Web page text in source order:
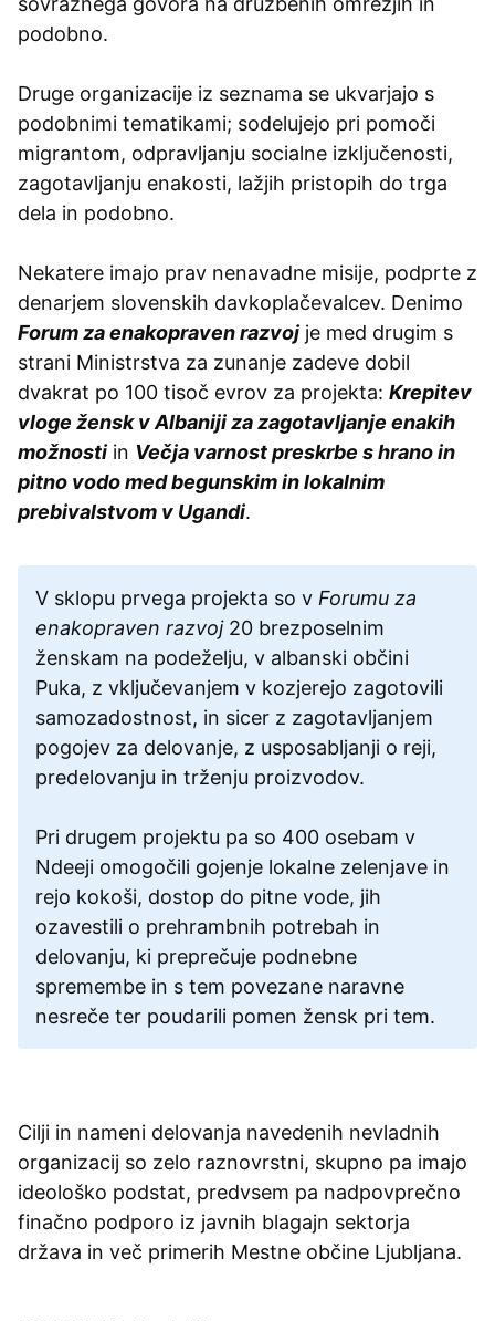
podobno.
Druge organizacije iz seznama se ukvarjajo s
podobnimi tematikami; sodelujejo pri pomoči
migrantom, odpravljanju socialne izključenosti,
zagotavljanju enakosti, lažjih pristopih do trga
dela in podobno.
Nekatere imajo prav nenavadne misije, podprte z
denarjem slovenskih davkoplačevalcev. Denimo
Forum za enakopraven razvoj je med drugim s
strani Ministrstva za zunanje zadeve dobil
dvakrat po 100 tisoč evrov za projekta: Krepitev
vloge žensk v Albaniji za zagotavljanje enakih
možnosti in Večja varnost preskrbe s hrano in
pitno vodo med begunskim in lokalnim
prebivalstvom v Ugandi.
V sklopu prvega projekta so v Forumu za
enakopraven razvoj20 brezposelnim
ženskam na podeželju, v albanski občini
Puka, z vključevanjem v kozjerejo zagotovili
samozadostnost, in sicer z zagotavljanjem
pogojev za delovanje, z usposabljanji o reji,
predelovanju in trženju proizvodov.
Pri drugem projektu pa so 400 osebam v
Ndeeji omogočili gojenje lokalne zelenjave in
rejo kokoši, dostop do pitne vode, jih
ozavestili o prehrambnih potrebah in
delovanju, ki preprečuje podnebne
spremembe in s tem povezane naravne
nesreče ter poudarili pomen žensk pri tem.
Cilji in nameni delovanja navedenih nevladnih
organizacij so zelo raznovrstni, skupno pa imajo
ideološko podstat, predvsem pa nadpovprečno
finačno podporo iz javnih blagajn sektorja
država in več primerih Mestne občine Ljubljana.